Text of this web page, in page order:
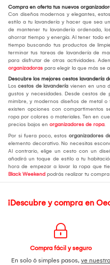
Compra en oferta tus nuevos
Con diseños modernos y elegantes,
estilo a tu lavandería y hacer que sea
de mantener tu lavandería ordenada,
ahorrar tiempo y energía. Al tener todo
tiempo buscando tus productos de
terminar tus tareas de lavandería de
para disfrutar de otras actividades.
organizadoras para elegir la que más se
Descubre los mejores cestos lavandería
Los cestos de lavandería vienen en una
gustos y necesidades. Desde cestos
mimbre, y modernos diseños de metal
existen opciones con compartimentos
ropa por colores o materiales. Ten en
precios bajos en organizadores de ropa.
Por si fuera poco, estos organizadores
elemento decorativo. No necesitas
Al contrario, elige un cesto con un
añadirá un toque de estilo a tu
hora de empezar a lavar la ropa que
Black Weekend podrás realizar tu
¡Descubre y compra en
Compra fácil y seguro
En solo 6 simples pasos, ve nuestro